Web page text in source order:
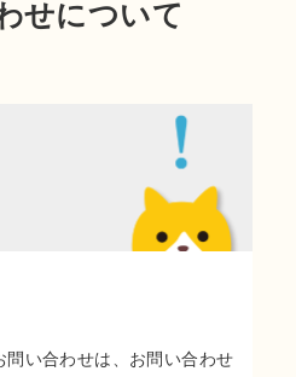
せについて
い合わせは、お問い合わせ